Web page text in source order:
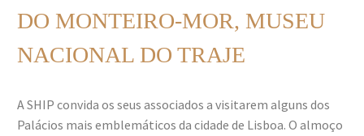
DO MONTEIRO-MOR, MUSEU
NACIONAL DO TRAJE
A SHIP convida os seus associados a visitarem alguns dos
Palácios mais emblemáticos da cidade de Lisboa. O almoço